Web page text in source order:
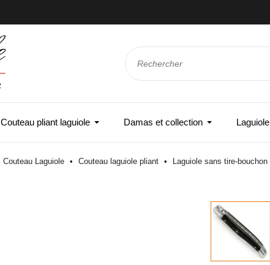
Livraison gratuite à
Couteau pliant laguiole Damas et collection
Couteau Laguiole Couteau laguiole pliant Laguiole sans tire-bouchon